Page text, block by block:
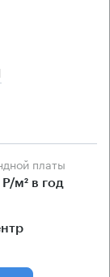
платы
м² в год